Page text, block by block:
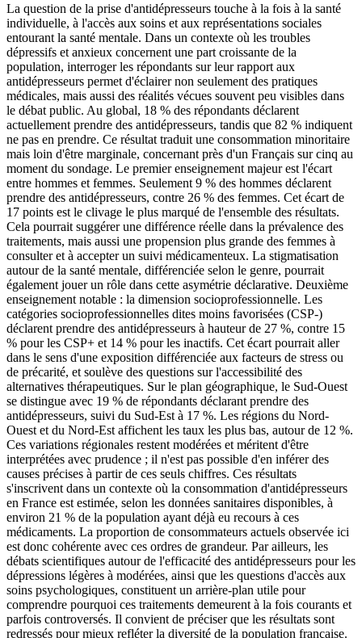
La question de la prise d'antidépresseurs touche à la fois à la santé
individuelle, à l'accès aux soins et aux représentations sociales
entourant la santé mentale. Dans un contexte où les troubles
dépressifs et anxieux concernent une part croissante de la
population, interroger les répondants sur leur rapport aux
antidépresseurs permet d'éclairer non seulement des pratiques
médicales, mais aussi des réalités vécues souvent peu visibles dans
le débat public. Au global, 18 % des répondants déclarent
actuellement prendre des antidépresseurs, tandis que 82 % indiquent
ne pas en prendre. Ce résultat traduit une consommation minoritaire
mais loin d'être marginale, concernant près d'un Français sur cinq au
moment du sondage. Le premier enseignement majeur est l'écart
entre hommes et femmes. Seulement 9 % des hommes déclarent
prendre des antidépresseurs, contre 26 % des femmes. Cet écart de
17 points est le clivage le plus marqué de l'ensemble des résultats.
Cela pourrait suggérer une différence réelle dans la prévalence des
traitements, mais aussi une propension plus grande des femmes à
consulter et à accepter un suivi médicamenteux. La stigmatisation
autour de la santé mentale, différenciée selon le genre, pourrait
également jouer un rôle dans cette asymétrie déclarative. Deuxième
enseignement notable : la dimension socioprofessionnelle. Les
catégories socioprofessionnelles dites moins favorisées (CSP-)
déclarent prendre des antidépresseurs à hauteur de 27 %, contre 15
% pour les CSP+ et 14 % pour les inactifs. Cet écart pourrait aller
dans le sens d'une exposition différenciée aux facteurs de stress ou
de précarité, et soulève des questions sur l'accessibilité des
alternatives thérapeutiques. Sur le plan géographique, le Sud-Ouest
se distingue avec 19 % de répondants déclarant prendre des
antidépresseurs, suivi du Sud-Est à 17 %. Les régions du Nord-
Ouest et du Nord-Est affichent les taux les plus bas, autour de 12 %.
Ces variations régionales restent modérées et méritent d'être
interprétées avec prudence ; il n'est pas possible d'en inférer des
causes précises à partir de ces seuls chiffres. Ces résultats
s'inscrivent dans un contexte où la consommation d'antidépresseurs
en France est estimée, selon les données sanitaires disponibles, à
environ 21 % de la population ayant déjà eu recours à ces
médicaments. La proportion de consommateurs actuels observée ici
est donc cohérente avec ces ordres de grandeur. Par ailleurs, les
débats scientifiques autour de l'efficacité des antidépresseurs pour les
dépressions légères à modérées, ainsi que les questions d'accès aux
soins psychologiques, constituent un arrière-plan utile pour
comprendre pourquoi ces traitements demeurent à la fois courants et
parfois controversés. Il convient de préciser que les résultats sont
redressés pour mieux refléter la diversité de la population française.